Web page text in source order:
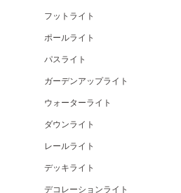
フットライト
ポールライト
パスライト
ガーデンアップライト
ウォーターライト
ダウンライト
レールライト
デッキライト
デコレーションライト